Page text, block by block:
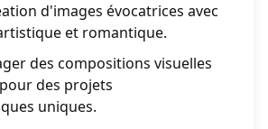
d'images évocatrices avec
et romantique.
des compositions visuelles
des projets
uniques.